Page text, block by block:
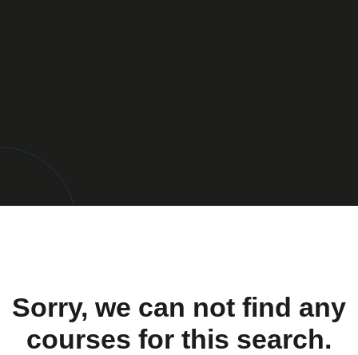
Sorry, we can not find any
courses for this search.